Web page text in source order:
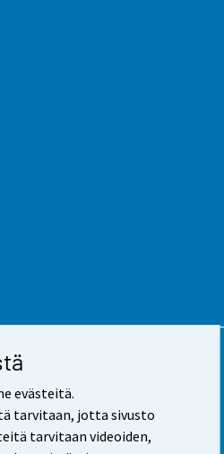
evästeitä.
tarvitaan, jotta sivusto
tarvitaan videoiden,